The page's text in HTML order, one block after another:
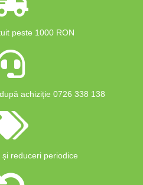
peste 1000 RON
achiziție 0726 338 138
reduceri periodice